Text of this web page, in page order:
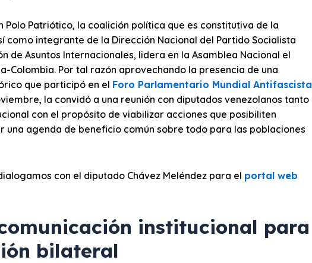
Polo Patriótico, la coalición política que es constitutiva de la
como integrante de la Dirección Nacional del Partido Socialista
de Asuntos Internacionales, lidera en la Asamblea Nacional el
Colombia. Por tal razón aprovechando la presencia de una
que participó en el Foro Parlamentario Mundial Antifascista
la convidó a una reunión con diputados venezolanos tanto
con el propósito de viabilizar acciones que posibiliten
agenda de beneficio común sobre todo para las poblaciones
con el diputado Chávez Meléndez para el portal web
institucional para
bilateral